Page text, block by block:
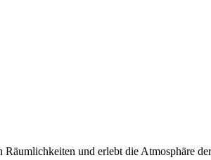
und erlebt die Atmosphäre